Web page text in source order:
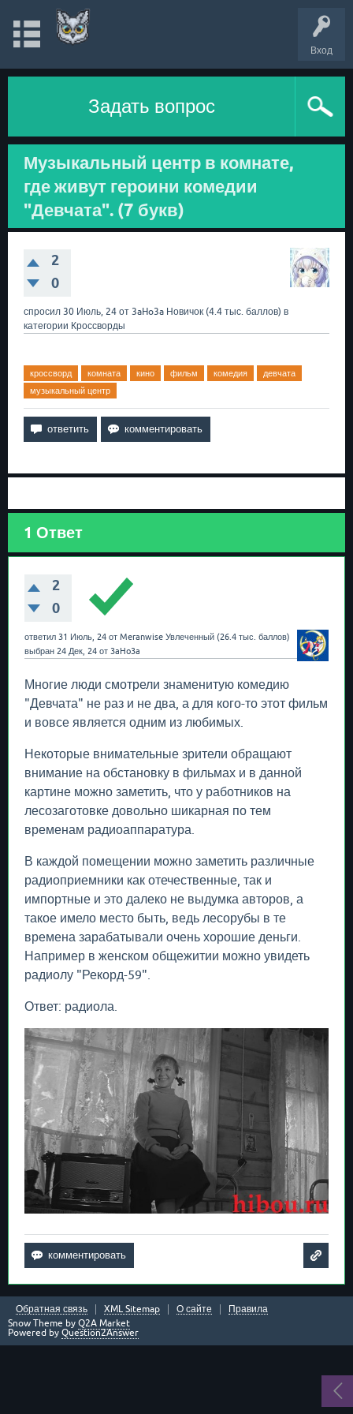
Вход
Задать вопрос
Музыкальный центр в комнате,
где живут героини комедии
"Девчата". (7 букв)
2
0
спросил 30 Июль, 24 от 3aHo3a Новичок (4.4 тыс. баллов) в
категории Кроссворды
кроссворд комната кино фильм комедия
девчата
музыкальный центр
1 Ответ
2
0
ответил 31 Июль, 24 от Meranwise Увлеченный (26.4 тыс. баллов)
выбран 24 Дек, 24 от 3aHo3a
Многие люди смотрели знаменитую комедию
"Девчата" не раз и не два, а для кого-то этот фильм
и вовсе является одним из любимых.
Некоторые внимательные зрители обращают
внимание на обстановку в фильмах и в данной
картине можно заметить, что у работников на
лесозаготовке довольно шикарная по тем
временам радиоаппаратура.
В каждой помещении можно заметить различные
радиоприемники как отечественные, так и
импортные и это далеко не выдумка авторов, а
такое имело место быть, ведь лесорубы в те
времена зарабатывали очень хорошие деньги.
Например в женском общежитии можно увидеть
радиолу "Рекорд-59".
Ответ: радиола.
Обратная связь XML Sitemap О сайте
Правила
Snow Theme by Q2A Market
Powered by Question2Answer